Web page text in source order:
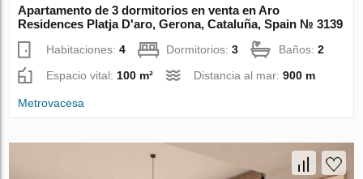
Apartamento de 3 dormitorios en venta en Aro
Residences Platja D'aro, Gerona, Cataluña, Spain № 3139
Habitaciones:4 Dormitorios:3 Baños:2
Espacio vital:100 m² Distancia al mar:900 m
Metrovacesa